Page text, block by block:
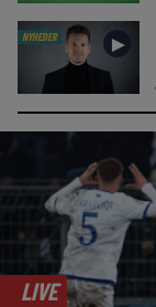
NYHEDER ►
LIVE